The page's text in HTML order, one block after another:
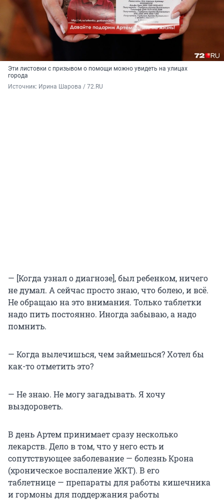
Эти листовки с призывом о помощи можно увидеть на улицах
города
Источник: Ирина Шарова / 72.RU
— [Когда узнал о диагнозе], был ребенком, ничего
не думал. А сейчас просто знаю, что болею, и всё.
Не обращаю на это внимания. Только таблетки
надо пить постоянно. Иногда забываю, а надо
помнить.
— Когда вылечишься, чем займешься? Хотел бы
как-то отметить это?
— Не знаю. Не могу загадывать. Я хочу
выздороветь.
В день Артем принимает сразу несколько
лекарств. Дело в том, что у него есть и
сопутствующее заболевание — болезнь Крона
(хроническое воспаление ЖКТ). В его
таблетнице — препараты для работы кишечника
и гормоны для поддержания работы